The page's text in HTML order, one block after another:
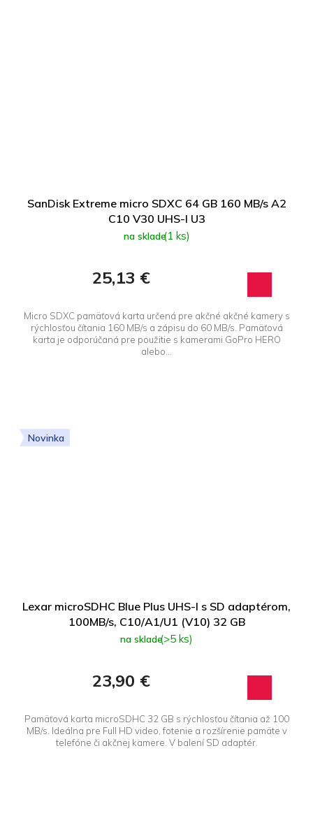
SanDisk Extreme micro SDXC 64 GB 160 MB/s A2
C10 V30 UHS-I U3
na sklade(1 ks)
25,13 €
Micro SDXC pamäťová karta určená pre akčné akčné kamery s
rýchlosťou čítania 160 MB/s a zápisu do 60 MB/s. Pamäťová
karta je odporúčaná pre použitie s kamerami GoPro HERO
alebo...
Novinka
Lexar microSDHC Blue Plus UHS-I s SD adaptérom,
100MB/s, C10/A1/U1 (V10) 32 GB
na sklade(>5 ks)
23,90 €
Pamäťová karta microSDHC 32 GB s rýchlosťou čítania až 100
MB/s. Ideálna pre Full HD video, fotenie a rozšírenie pamäte v
telefóne či akčnej kamere. V balení SD adaptér.